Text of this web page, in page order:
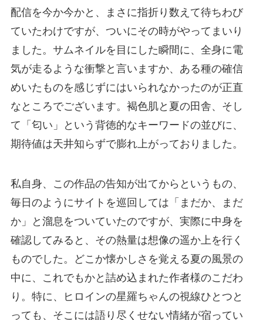
配信を今か今かと、まさに指折り数えて待ちわび
ていたわけですが、ついにその時がやってまいり
ました。サムネイルを目にした瞬間に、全身に電
気が走るような衝撃と言いますか、ある種の確信
めいたものを感じずにはいられなかったのが正直
なところでございます。褐色肌と夏の田舎、そし
て「匂い」という背徳的なキーワードの並びに、
期待値は天井知らずで膨れ上がっておりました。
私自身、この作品の告知が出てからというもの、
毎日のようにサイトを巡回しては「まだか、まだ
か」と溜息をついていたのですが、実際に中身を
確認してみると、その熱量は想像の遥か上を行く
ものでした。どこか懐かしさを覚える夏の風景の
中に、これでもかと詰め込まれた作者様のこだわ
り。特に、ヒロインの星羅ちゃんの視線ひとつと
っても、そこには語り尽くせない情緒が宿ってい